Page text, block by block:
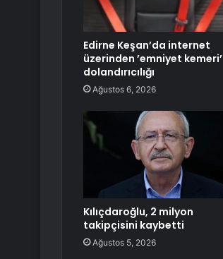
Edirne Keşan’da internet
üzerinden ’emniyet kemeri’
dolandırıcılığı
Ağustos 6, 2026
Kılıçdaroğlu, 2 milyon
takipçisini kaybetti
Ağustos 5, 2026